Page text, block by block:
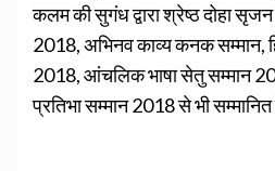
कलम की सुगंध द्वारा श्रेष्ठ दोहा
2018, अभिनव काव्य कनक सम्मान,
2018, आंचलिक भाषा सेतु सम्मान
प्रतिभा सम्मान 2018 से भी